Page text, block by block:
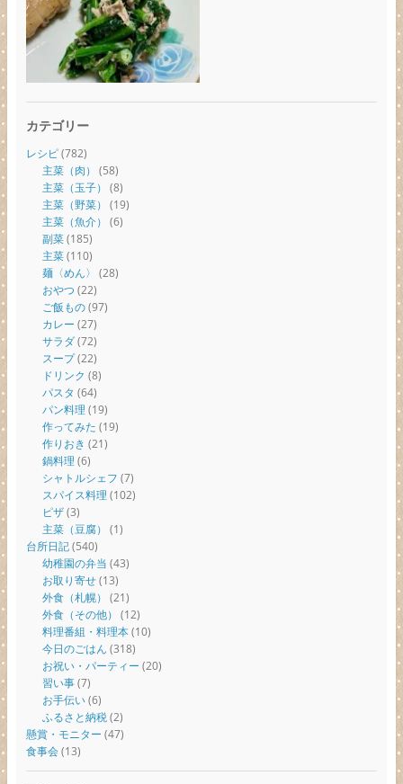
カテゴリー
レシピ(782)
主菜（肉） (58)
主菜（玉子） (8)
主菜（野菜） (19)
主菜（魚介） (6)
副菜(185)
主菜(110)
麺〈めん〉 (28)
おやつ (22)
ご飯もの(97)
カレー (27)
サラダ(72)
スープ(22)
ドリンク (8)
パスタ (64)
パン料理 (19)
作ってみた (19)
作りおき (21)
鍋料理 (6)
シャトルシェフ (7)
スパイス料理 (102)
ピザ(3)
主菜（豆腐） (1)
台所日記(540)
幼稚園の弁当 (43)
お取り寄せ(13)
外食（札幌） (21)
外食（その他） (12)
料理番組・料理本(10)
今日のごはん (318)
お祝い・パーティー (20)
習い事(7)
お手伝い(6)
ふるさと納税(2)
懸賞・モニター (47)
食事会(13)